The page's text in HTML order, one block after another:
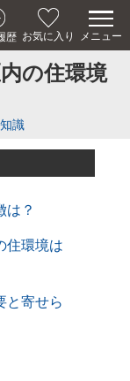
歴 お気に入り メニュー
の住環境
識
は？
住環境は
と寄せら